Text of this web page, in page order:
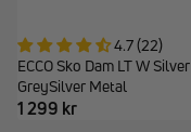
4.7 (22)
ECCO Sko Dam LT W Silver
GreySilver Metal
1 299 kr